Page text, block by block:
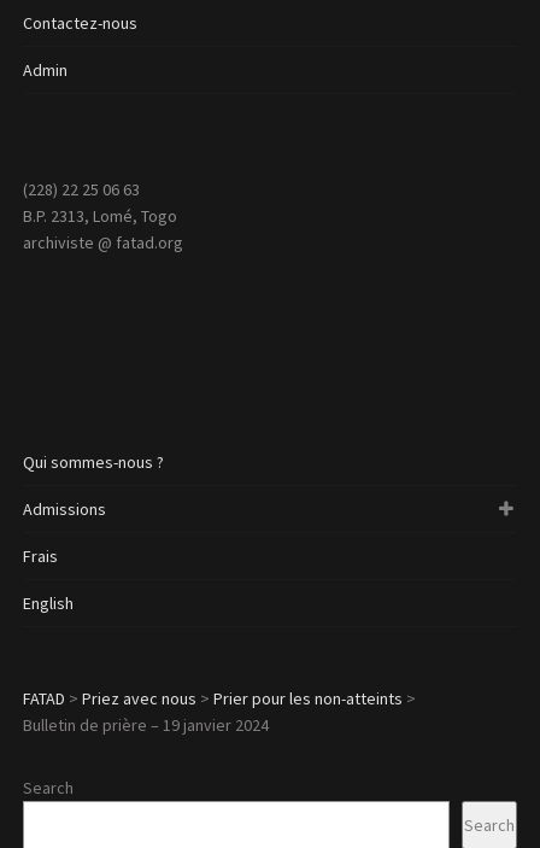
Contactez-nous
Admin
(228) 22 25 06 63
B.P. 2313, Lomé, Togo
archiviste @ fatad.org
Qui sommes-nous ?
Admissions
Frais
English
FATAD > Priez avec nous > Prier pour les non-atteints >
Bulletin de prière – 19 janvier 2024
Search
Search